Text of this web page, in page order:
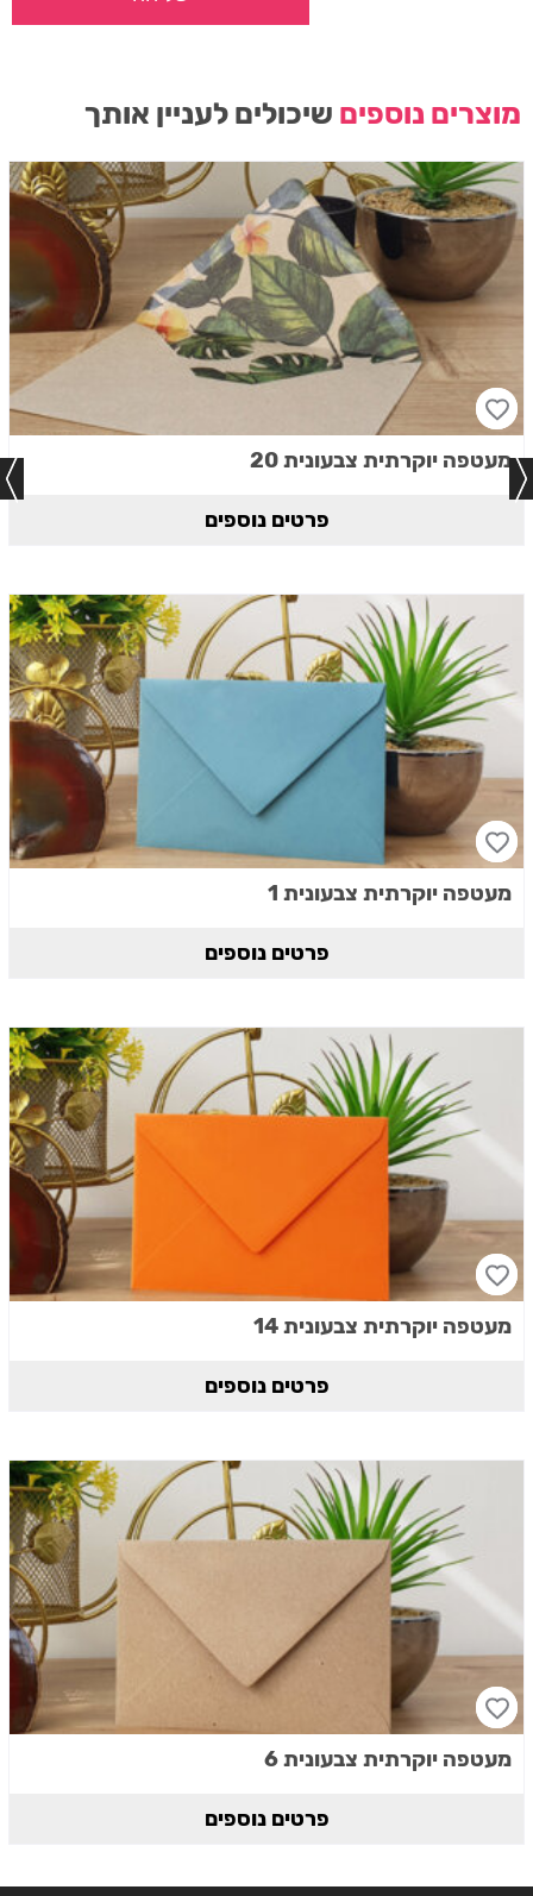
מוצרים נוספים שיכולים לעניין אותך
מעטפה יוקרתית צבעונית 20
פרטים נוספים
מעטפה יוקרתית צבעונית 1
פרטים נוספים
מעטפה יוקרתית צבעונית 14
פרטים נוספים
מעטפה יוקרתית צבעונית 6
פרטים נוספים